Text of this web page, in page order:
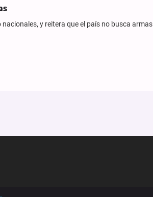
y reitera que el país no busca armas